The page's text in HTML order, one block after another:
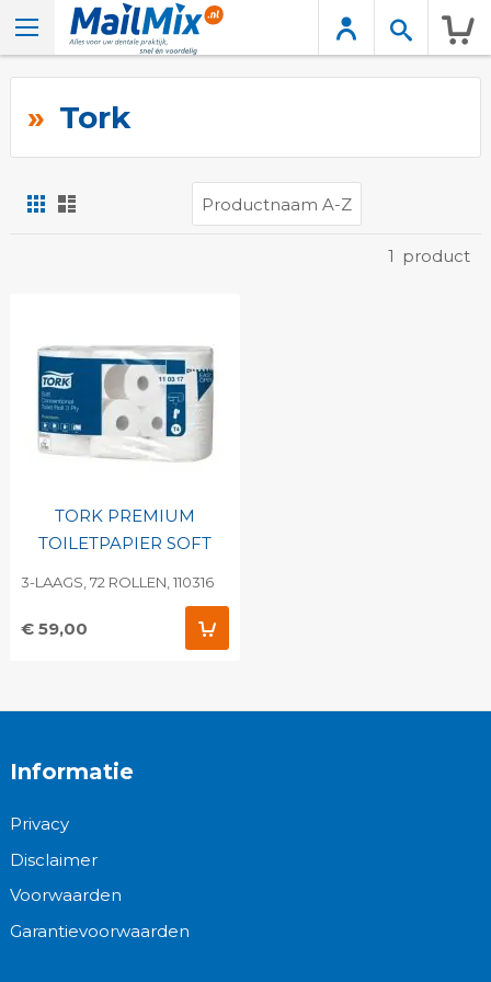
Tork
Foto-
tabel
1 product
TORK PREMIUM
TOILETPAPIER SOFT
3-LAAGS, 72 ROLLEN, 110316
€ 59,00
Informatie
Privacy
Disclaimer
Voorwaarden
Garantievoorwaarden